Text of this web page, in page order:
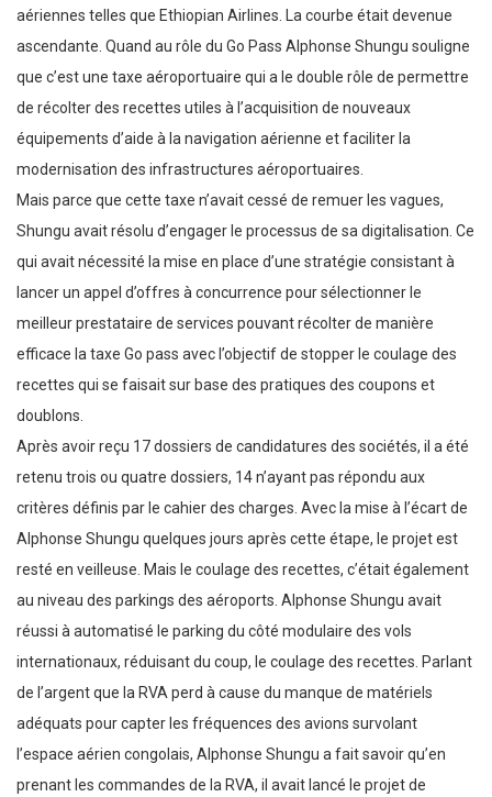
aériennes telles que Ethiopian Airlines. La courbe était devenue
ascendante. Quand au rôle du Go Pass Alphonse Shungu souligne
que c’est une taxe aéroportuaire qui a le double rôle de permettre
de récolter des recettes utiles à l’acquisition de nouveaux
équipements d’aide à la navigation aérienne et faciliter la
modernisation des infrastructures aéroportuaires.
Mais parce que cette taxe n’avait cessé de remuer les vagues,
Shungu avait résolu d’engager le processus de sa digitalisation. Ce
qui avait nécessité la mise en place d’une stratégie consistant à
lancer un appel d’offres à concurrence pour sélectionner le
meilleur prestataire de services pouvant récolter de manière
efficace la taxe Go pass avec l’objectif de stopper le coulage des
recettes qui se faisait sur base des pratiques des coupons et
doublons.
Après avoir reçu 17 dossiers de candidatures des sociétés, il a été
retenu trois ou quatre dossiers, 14 n’ayant pas répondu aux
critères définis par le cahier des charges. Avec la mise à l’écart de
Alphonse Shungu quelques jours après cette étape, le projet est
resté en veilleuse. Mais le coulage des recettes, c’était également
au niveau des parkings des aéroports. Alphonse Shungu avait
réussi à automatisé le parking du côté modulaire des vols
internationaux, réduisant du coup, le coulage des recettes. Parlant
de l’argent que la RVA perd à cause du manque de matériels
adéquats pour capter les fréquences des avions survolant
l’espace aérien congolais, Alphonse Shungu a fait savoir qu’en
prenant les commandes de la RVA, il avait lancé le projet de